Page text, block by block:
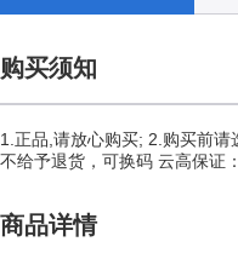
购买须知
1.正品,请放心购买; 2.购买前
不给予退货，可换码 云高保证
商品详情